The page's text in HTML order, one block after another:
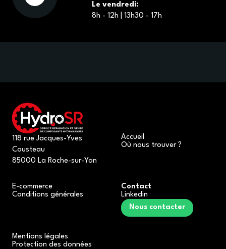
Le vendredi:
8h - 12h | 13h30 - 17h
118 rue Jacques-Yves
Cousteau
85000 La Roche-sur-Yon
Accueil
Où nous trouver ?
E-commerce
Conditions générales
Contact
Linkedin
Nous contacter
Mentions légales
Protection des données